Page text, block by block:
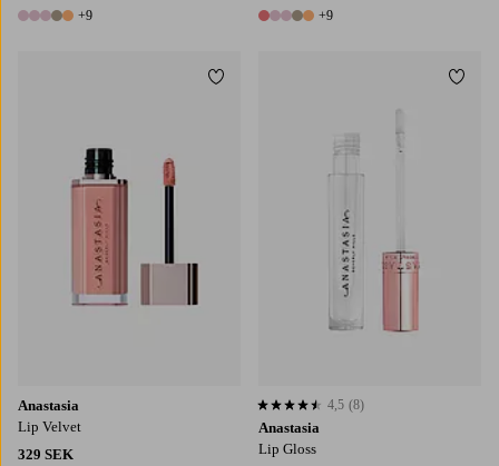
14 färger
+9
14 färger
+9
Anastasia
Lip Velvet
329 SEK
Lägg till i favoriter
Anastasia
Lip Gloss
4,5 baserat på 8 st betyg
4,5 (8)